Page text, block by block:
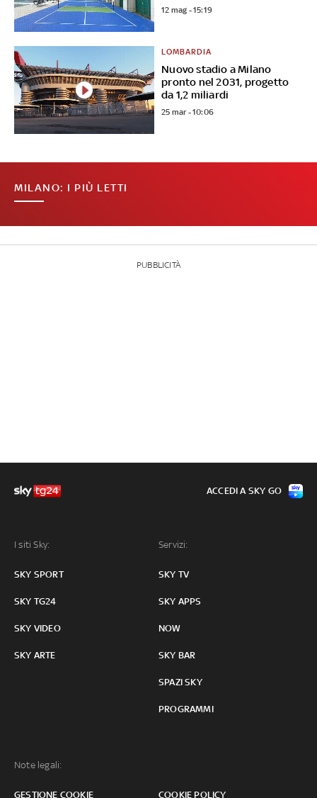
12 mag - 15:19
Nuovo stadio a Milano
pronto nel 2031, progetto
da 1,2 miliardi
LOMBARDIA
25 mar - 10:06
MILANO: I PIÙ LETTI
PUBBLICITÀ
I siti Sky:
SKY SPORT
SKY TG24
SKY VIDEO
SKY ARTE
Servizi:
SKY TV
SKY APPS
NOW
SKY BAR
SPAZI SKY
PROGRAMMI
Note legali:
GESTIONE COOKIE COOKIE POLICY
ACCEDI A SKY GO